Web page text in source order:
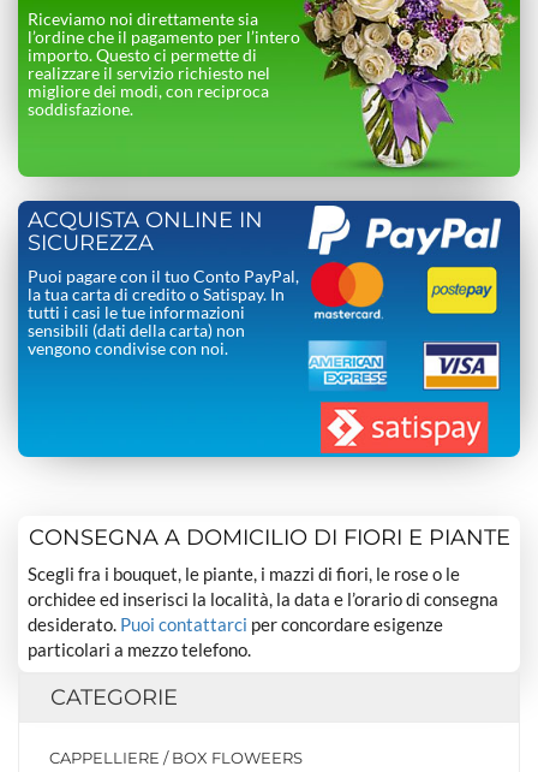
Riceviamo noi direttamente sia
l’ordine che il pagamento per l’intero
importo. Questo ci permette di
realizzare il servizio richiesto nel
migliore dei modi, con reciproca
soddisfazione.
ACQUISTA ONLINE IN
SICUREZZA
Puoi pagare con il tuo Conto PayPal,
la tua carta di credito o Satispay. In
tutti i casi le tue informazioni
sensibili (dati della carta) non
vengono condivise con noi.
CONSEGNA A DOMICILIO DI FIORI E PIANTE
Scegli fra i bouquet, le piante, i mazzi di fiori, le rose o le
orchidee ed inserisci la località, la data e l’orario di consegna
desiderato. Puoi contattarci per concordare esigenze
particolari a mezzo telefono.
CATEGORIE
CAPPELLIERE / BOX FLOWEERS